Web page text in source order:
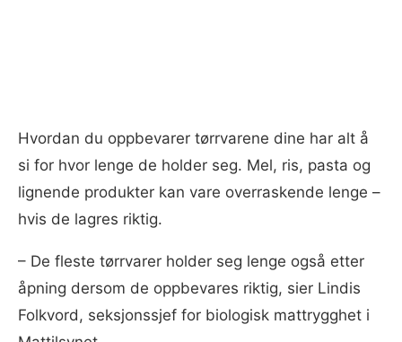
Hvordan du oppbevarer tørrvarene dine har alt å
si for hvor lenge de holder seg. Mel, ris, pasta og
lignende produkter kan vare overraskende lenge –
hvis de lagres riktig.
– De fleste tørrvarer holder seg lenge også etter
åpning dersom de oppbevares riktig, sier Lindis
Folkvord, seksjonssjef for biologisk mattrygghet i